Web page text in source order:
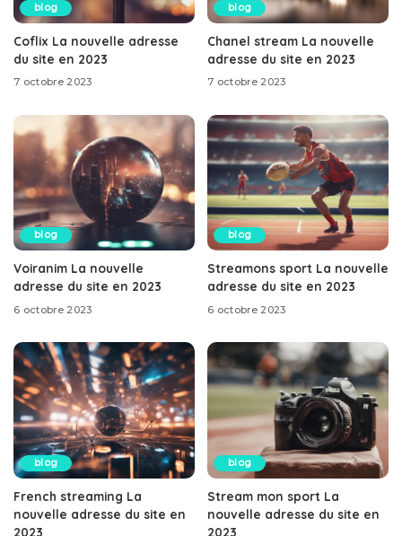
blog
Coflix La nouvelle adresse
du site en 2023
7 octobre 2023
blog
Chanel stream La nouvelle
adresse du site en 2023
7 octobre 2023
blog
Voiranim La nouvelle
adresse du site en 2023
6 octobre 2023
blog
Streamons sport La nouvelle
adresse du site en 2023
6 octobre 2023
blog
French streaming La
nouvelle adresse du site en
2023
blog
Stream mon sport La
nouvelle adresse du site en
2023